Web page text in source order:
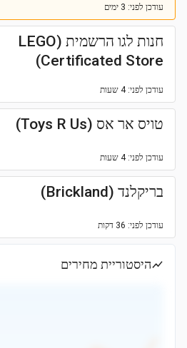
עודכן לפני: 3 ימים
חנות לגו הרשמית (LEGO
Certificated Store)
עודכן לפני: 4 שעות
טויס אר אס (Toys R Us)
עודכן לפני: 4 שעות
בריקלנד (Brickland)
עודכן לפני: 36 דקות
היסטוריית מחירים